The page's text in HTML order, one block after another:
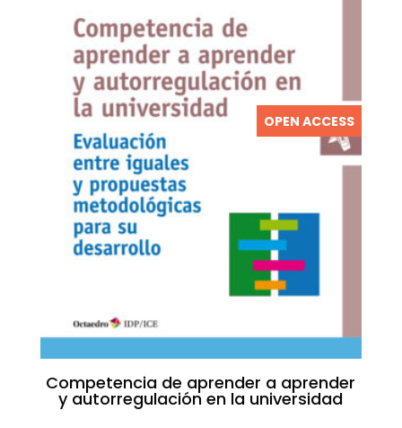
OPEN ACCESS
Competencia de aprender a aprender
y autorregulación en la universidad